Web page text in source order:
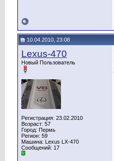
10.04.2010, 23:08
Lexus-470
Новый Пользователь
Регистрация: 23.02.2010
Возраст: 57
Город: Пермь
Регион: 59
Машина: Lexus LX-470
Сообщений: 17